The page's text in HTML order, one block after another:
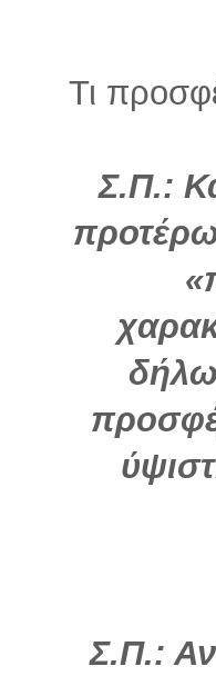
Τι
Σ.Π.:
Σ.Π.: Αν